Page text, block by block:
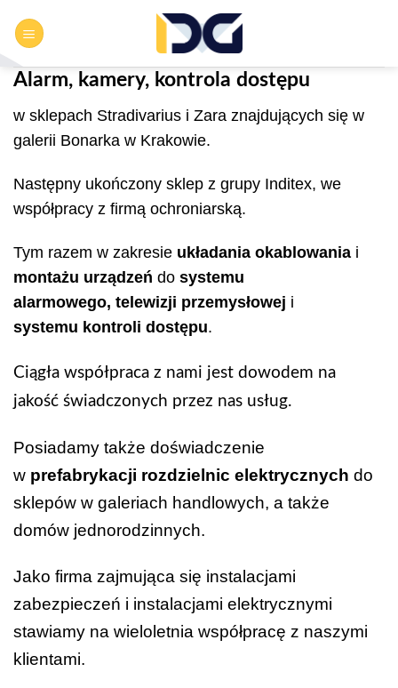
zawartości
Alarm, kamery, kontrola dostępu
w sklepach Stradivarius i Zara znajdujących się w
galerii Bonarka w Krakowie.
Następny ukończony sklep z grupy Inditex, we
współpracy z firmą ochroniarską.
Tym razem w zakresie układania okablowania i
montażu urządzeń do systemu
alarmowego, telewizji przemysłowej i
systemu kontroli dostępu.
Ciągła współpraca z nami jest dowodem na
jakość świadczonych przez nas usług.
Posiadamy także doświadczenie
w prefabrykacji rozdzielnic elektrycznych do
sklepów w galeriach handlowych, a także
domów jednorodzinnych.
Jako firma zajmująca się instalacjami
zabezpieczeń i instalacjami elektrycznymi
stawiamy na wieloletnia współpracę z naszymi
klientami.